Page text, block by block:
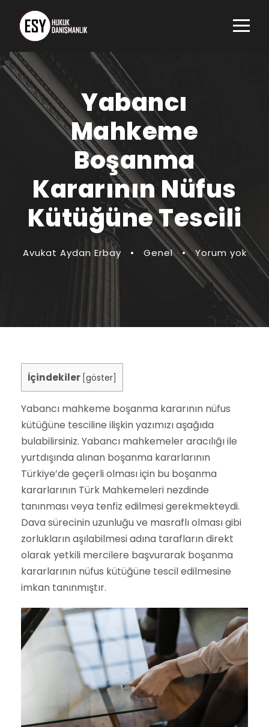
Yabancı
Mahkeme
Boşanma
Kararının Nüfus
Kütüğüne Tescili
Avukat Aydan Erbay • Genel • Yorum yok
İçindekiler göster
Yabancı mahkeme boşanma kararının nüfus
kütüğüne tesciline ilişkin yazımızı aşağıda
bulabilirsiniz. Yabancı mahkemeler aracılığı ile
yurtdışında alınan boşanma kararlarının
Türkiye’de geçerli olması için bu boşanma
kararlarının Türk Mahkemeleri nezdinde
tanınması veya tenfiz edilmesi gerekmekteydi.
Dava sürecinin uzunluğu ve masraflı olması gibi
zorlukların aşılabilmesi adına tarafların direkt
olarak yetkili mercilere başvurarak boşanma
kararlarının nüfus kütüğüne tescil edilmesine
imkan tanınmıştır.